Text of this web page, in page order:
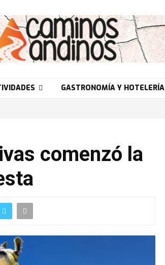
GASTRONOMÍA Y HOTELERÍA
comenzó la